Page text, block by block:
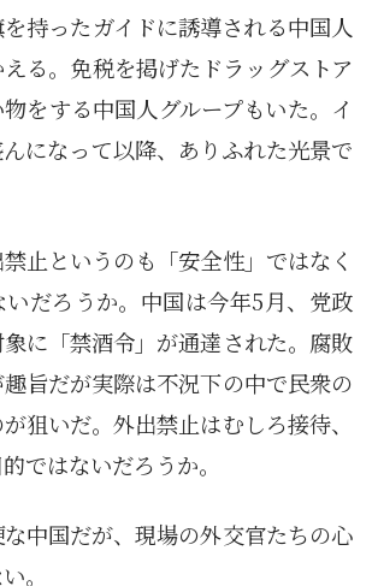
持ったガイドに誘導される中国人
る。免税を掲げたドラッグストア
をする中国人グループもいた。イ
になって以降、ありふれた光景で
止というのも「安全性」ではなく
だろうか。中国は今年5月、党政
に「禁酒令」が通達された。腐敗
旨だが実際は不況下の中で民衆の
狙いだ。外出禁止はむしろ接待、
ではないだろうか。
中国だが、現場の外交官たちの心
。